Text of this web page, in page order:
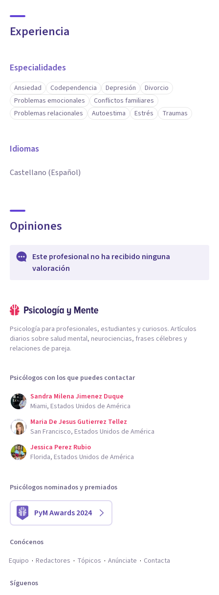
Experiencia
Especialidades
Ansiedad Codependencia Depresión
Divorcio
Problemas emocionales
Conflictos familiares
Problemas relacionales
Autoestima Estrés Traumas
Idiomas
Castellano (Español)
Opiniones
Este profesional no ha recibido ninguna
valoración
Psicología para profesionales, estudiantes y curiosos. Artículos
diarios sobre salud mental, neurociencias, frases célebres y
relaciones de pareja.
Psicólogos con los que puedes contactar
Sandra Milena Jimenez Duque
Miami, Estados Unidos de América
Maria De Jesus Gutierrez Tellez
San Francisco, Estados Unidos de América
Jessica Perez Rubio
Florida, Estados Unidos de América
Psicólogos nominados y premiados
PyM Awards 2024
Conócenos
Equipo
Redactores Tópicos Anúnciate Contacta
Síguenos